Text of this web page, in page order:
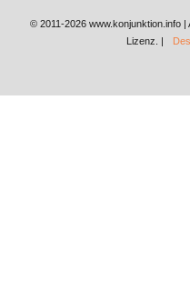
© 2011-2026 www.konjunktion.info
Lizenz. |